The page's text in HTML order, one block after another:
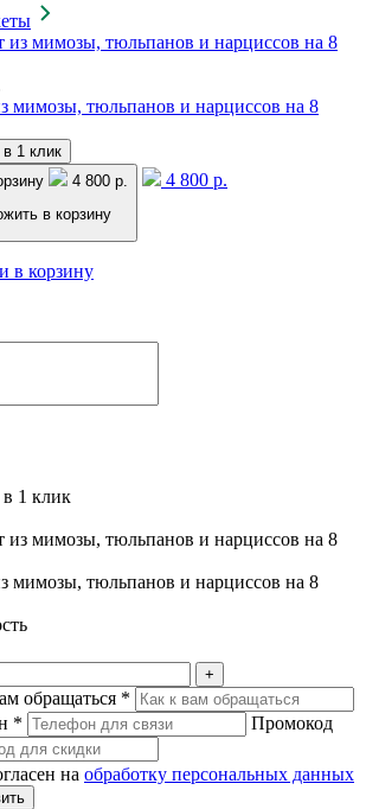
мимозы, тюльпанов и нарциссов на 8
в 1 клик
4 800 р.
в корзину
4 800 р.
в корзину
1 клик
мимозы, тюльпанов и нарциссов на 8
+
обращаться *
* Промокод
на обработку персональных данных